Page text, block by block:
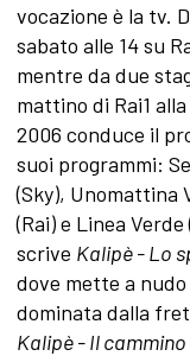
vocazione è la tv.
sabato alle 14 su
mentre da due
mattino di Rai1
2006 conduce il
suoi programmi:
(Sky), Unomattina
(Rai) e Linea
scrive Kalipè - Lo
dove mette a
dominata dalla
Kalipè - Il